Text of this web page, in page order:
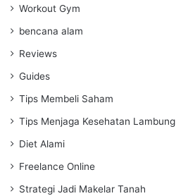
Workout Gym
bencana alam
Reviews
Guides
Tips Membeli Saham
Tips Menjaga Kesehatan Lambung
Diet Alami
Freelance Online
Strategi Jadi Makelar Tanah